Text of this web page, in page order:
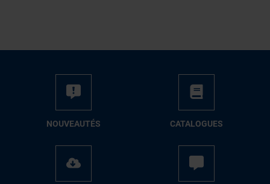
NOUVEAUTÉS CATALOGUES